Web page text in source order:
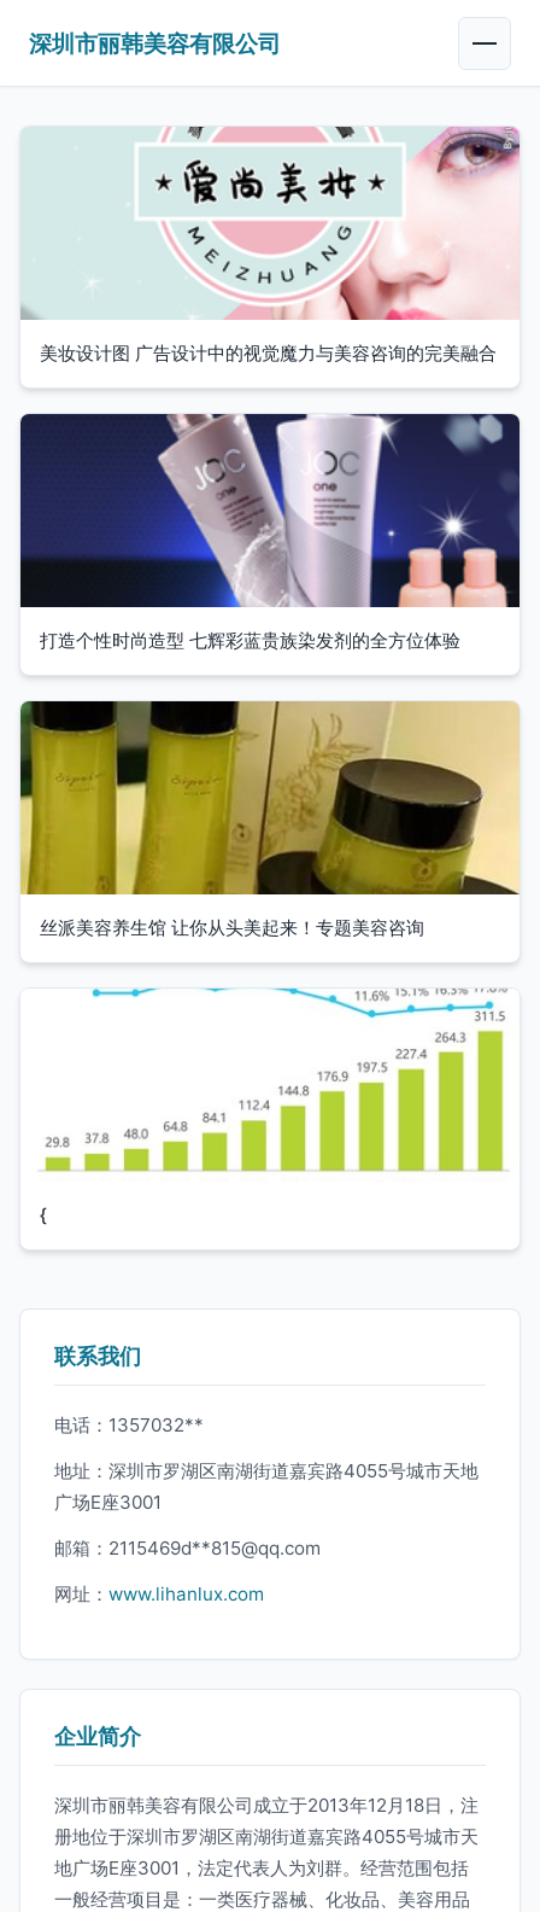
深圳市丽韩美容有限公司
美妆设计图 广告设计中的视觉魔力与美容咨询的完美融合
打造个性时尚造型 七辉彩蓝贵族染发剂的全方位体验
丝派美容养生馆 让你从头美起来！专题美容咨询
{
联系我们
电话：1357032**
地址：深圳市罗湖区南湖街道嘉宾路4055号城市天地
广场E座3001
邮箱：2115469d**815@qq.com
网址： www.lihanlux.com
企业简介
深圳市丽韩美容有限公司成立于2013年12月18日，注
册地位于深圳市罗湖区南湖街道嘉宾路4055号城市天
地广场E座3001，法定代表人为刘群。经营范围包括
一般经营项目是：一类医疗器械、化妆品、美容用品